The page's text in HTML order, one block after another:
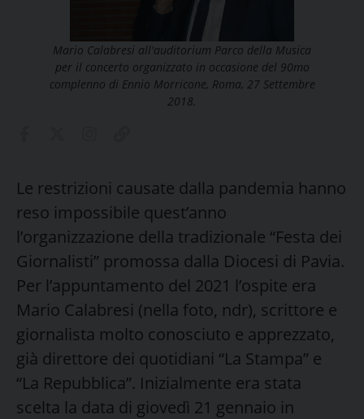
Mario Calabresi all'auditorium Parco della Musica
per il concerto organizzato in occasione del 90mo
complenno di Ennio Morricone, Roma, 27 Settembre
2018.
Le restrizioni causate dalla pandemia hanno
reso impossibile quest’anno
l’organizzazione della tradizionale “Festa dei
Giornalisti” promossa dalla Diocesi di Pavia.
Per l’appuntamento del 2021 l’ospite era
Mario Calabresi (nella foto, ndr), scrittore e
giornalista molto conosciuto e apprezzato,
già direttore dei quotidiani “La Stampa” e
“La Repubblica”. Inizialmente era stata
scelta la data di giovedì 21 gennaio in